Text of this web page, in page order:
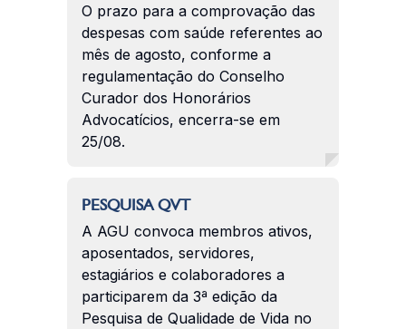
O prazo para a comprovação das
despesas com saúde referentes ao
mês de agosto, conforme a
regulamentação do Conselho
Curador dos Honorários
Advocatícios, encerra-se em
25/08.
PESQUISA QVT
A AGU convoca membros ativos,
aposentados, servidores,
estagiários e colaboradores a
participarem da 3ª edição da
Pesquisa de Qualidade de Vida no